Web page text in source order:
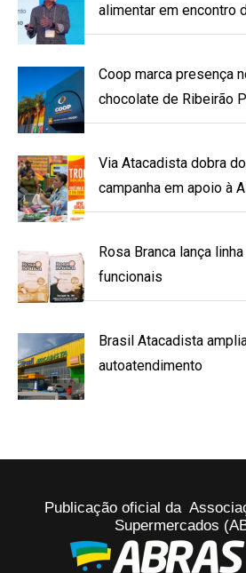
alimentar em encontro
Coop marca presença
chocolate de Ribeirão
Via Atacadista dobra
campanha em apoio à
Rosa Branca lança
funcionais
Brasil Atacadista
autoatendimento
Publicação oficial da
Supermercados